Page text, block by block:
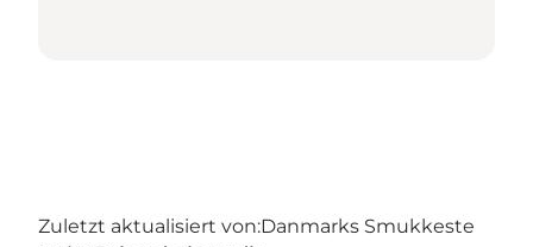
Zuletzt aktualisiert von:Danmarks Smukkeste